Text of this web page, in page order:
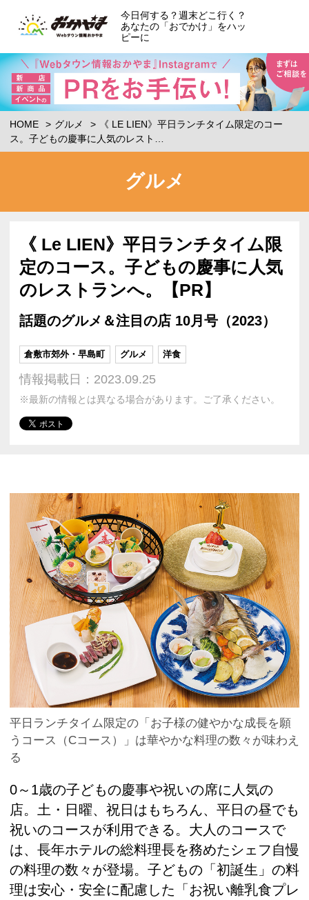
今日何する？週末どこ行く？
あなたの「おでかけ」をハッ
ピーに
HOME グルメ
《 LE LIEN》平日ランチタイム限定のコー
ス。子どもの慶事に人気のレスト…
グルメ
《 Le LIEN》平日ランチタイム限
定のコース。子どもの慶事に人気
のレストランへ。【PR】
話題のグルメ＆注目の店 10月号（2023）
倉敷市郊外・早島町 グルメ 洋食
情報掲載日：2023.09.25
※最新の情報とは異なる場合があります。ご了承ください。
平日ランチタイム限定の「お子様の健やかな成長を願
うコース（Cコース）」は華やかな料理の数々が味わえ
る
0～1歳の子どもの慶事や祝いの席に人気の
店。土・日曜、祝日はもちろん、平日の昼でも
祝いのコースが利用できる。大人のコースで
は、長年ホテルの総料理長を務めたシェフ自慢
の料理の数々が登場。子どもの「初誕生」の料
理は安心・安全に配慮した「お祝い離乳食プレ